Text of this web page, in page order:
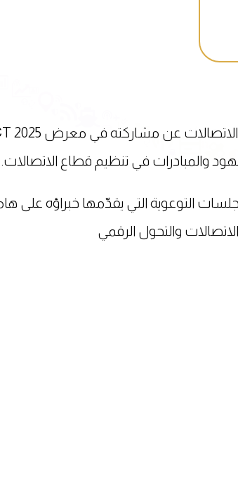
والمبادرات في تنظيم قطاع الاتصالات.
التوعوية التي يقدّمها خبراؤه على
والتحول الرقمي